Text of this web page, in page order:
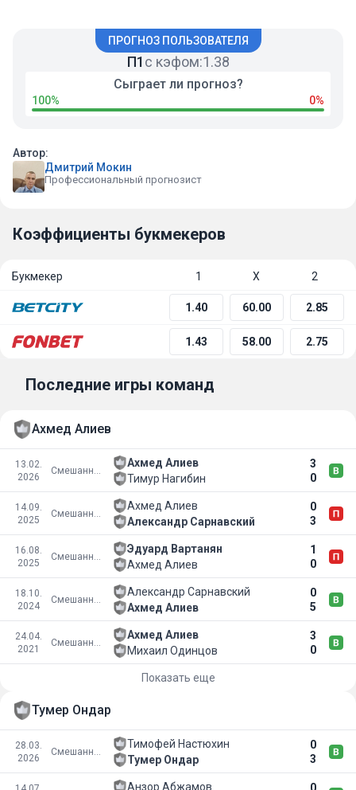
ПРОГНОЗ ПОЛЬЗОВАТЕЛЯ
П1с кэфом:1.38
100%
Сыграет ли прогноз?
0%
Автор:
Дмитрий Мокин
Профессиональный прогнозист
Коэффициенты букмекеров
Букмекер 1 Х 2
1.40 60.00 2.85
1.43 58.00 2.75
Последние игры команд
Ахмед Алиев
13.02.
2026
Смешанные боевые искусства
Ахмед Алиев
3
0
Тимур Нагибин
14.09.
2025
Смешанные боевые искусства
Ахмед Алиев
0
3
Александр Сарнавский
16.08.
2025
Смешанные боевые искусства
Эдуард Вартанян
1
0
Ахмед Алиев
18.10.
2024
Смешанные боевые искусства
Александр Сарнавский
0
5
Ахмед Алиев
24.04.
2021
Смешанные боевые искусства
Ахмед Алиев
3
0
Михаил Одинцов
Показать еще
Тумер Ондар
28.03.
2026
Смешанные боевые искусства
Тимофей Настюхин
0
3
Тумер Ондар
Анзор Абжамов